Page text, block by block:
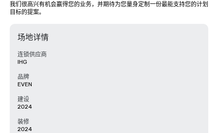
我们很高兴有机会赢得您的业务，并期待为您量身定制一份最能支持您的计划
目标的提案。
场地详情
连锁供应商
IHG
品牌
EVEN
建设
2024
装修
2024